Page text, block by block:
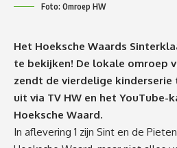
Foto: Omroep HW
Het Hoeksche Waards
te bekijken! De lokale omroep
zendt de vierdelige
uit via TV HW en het YouTube-
Hoeksche Waard.
In aflevering 1 zijn Sint en de